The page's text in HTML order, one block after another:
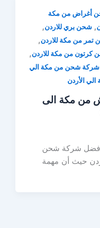
أغراض من مكة
, شحن بري للاردن,
تمر من مكة للاردن,
كرتون من مكة للاردن,
شركة شحن من مكة الي
الأردن
من مكة الى
أفضل شركة شحن
حيث أن مهمة